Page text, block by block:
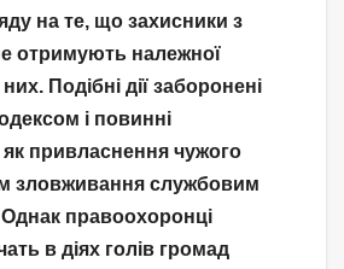
на те, що захисники з
отримують належної
Подібні дії заборонені
і повинні
як привласнення чужого
зловживання службовим
правоохоронці
в діях голів громад